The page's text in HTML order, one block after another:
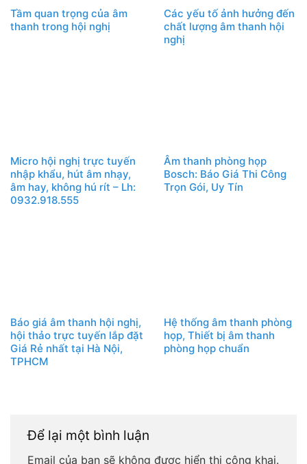
Tầm quan trọng của âm
thanh trong hội nghị
Các yếu tố ảnh hưởng đến
chất lượng âm thanh hội
nghị
Micro hội nghị trực tuyến
nhập khẩu, hút âm nhạy,
âm hay, không hú rít – Lh:
0932.918.555
Âm thanh phòng họp
Bosch: Báo Giá Thi Công
Trọn Gói, Uy Tín
Báo giá âm thanh hội nghị,
hội thảo trực tuyến lắp đặt
Giá Rẻ nhất tại Hà Nội,
TPHCM
Hệ thống âm thanh phòng
họp, Thiết bị âm thanh
phòng họp chuẩn
Để lại một bình luận
Email của bạn sẽ không được hiển thị công khai.